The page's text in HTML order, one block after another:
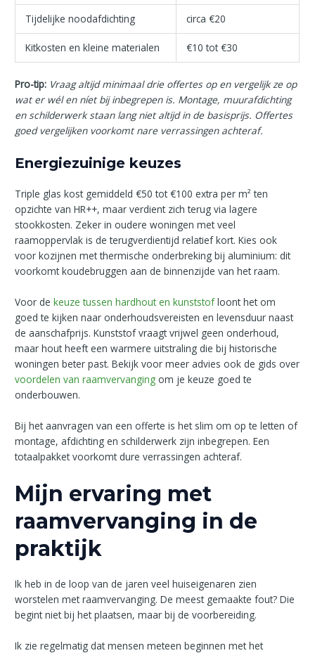
Tijdelijke noodafdichting circa €20
Kitkosten en kleine materialen €10 tot €30
Pro-tip: Vraag altijd minimaal drie offertes op en vergelijk ze op
wat er wél en níet bij inbegrepen is. Montage, muurafdichting
en schilderwerk staan lang niet altijd in de basisprijs. Offertes
goed vergelijken voorkomt nare verrassingen achteraf.
Energiezuinige keuzes
Triple glas kost gemiddeld €50 tot €100 extra per m² ten
opzichte van HR++, maar verdient zich terug via lagere
stookkosten. Zeker in oudere woningen met veel
raamoppervlak is de terugverdientijd relatief kort. Kies ook
voor kozijnen met thermische onderbreking bij aluminium: dit
voorkomt koudebruggen aan de binnenzijde van het raam.
Voor dekeuze tussen hardhout en kunststofloont het om
goed te kijken naar onderhoudsvereisten en levensduur naast
de aanschafprijs. Kunststof vraagt vrijwel geen onderhoud,
maar hout heeft een warmere uitstraling die bij historische
woningen beter past. Bekijk voor meer advies ook de gids over
voordelen van raamvervanging om je keuze goed te
onderbouwen.
Bij het aanvragen van een offerte is het slim om op te letten of
montage, afdichting en schilderwerk zijn inbegrepen. Een
totaalpakket voorkomt dure verrassingen achteraf.
Mijn ervaring met
raamvervanging in de
praktijk
Ik heb in de loop van de jaren veel huiseigenaren zien
worstelen met raamvervanging. De meest gemaakte fout? Die
begint niet bij het plaatsen, maar bij de voorbereiding.
Ik zie regelmatig dat mensen meteen beginnen met het